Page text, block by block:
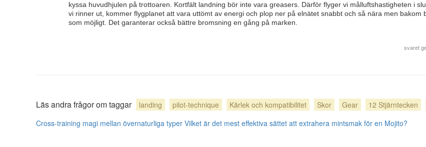
kyssa huvudhjulen på trottoaren. Kortfält landning bör inte vara greasers. Därför flyger vi målluftshastigheten i
vi rinner ut, kommer flygplanet att vara uttömt av energi och plop ner på elnätet snabbt och så nära men bakom
som möjligt. Det garanterar också bättre bromsning en gång på marken.
svaret
Läs andra frågor om taggar landing pilot-technique Kärlek och kompatibilitet Skor Gear 12 Stjärntecken
Cross-training magi mellan övernaturliga typer Vilket är det mest effektiva sättet att extrahera mintsmak för en Mojito?